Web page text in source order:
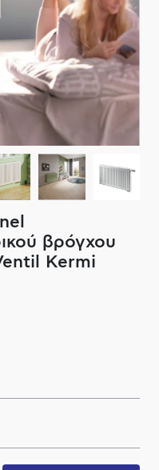
βρόγχου
Kermi